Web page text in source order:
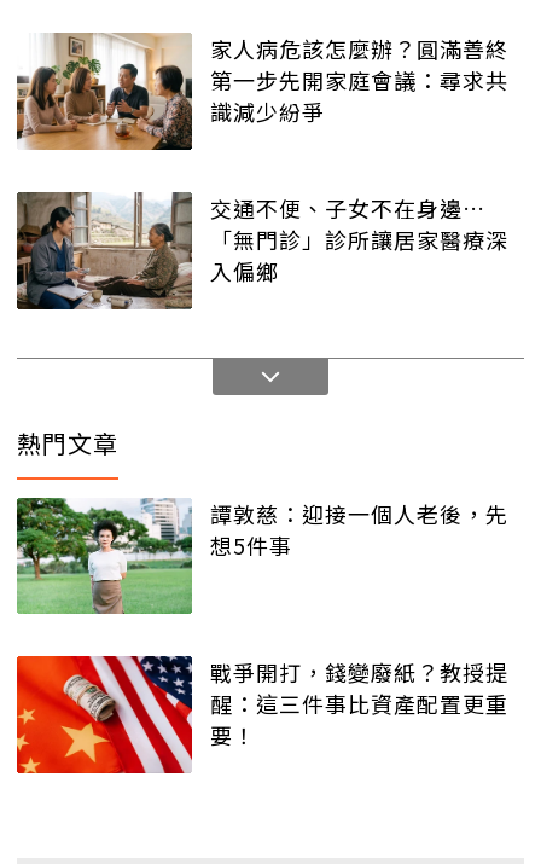
家人病危該怎麼辦？圓滿善終
第一步先開家庭會議：尋求共
識減少紛爭
交通不便、子女不在身邊…
「無門診」診所讓居家醫療深
入偏鄉
熱門文章
譚敦慈：迎接一個人老後，先
想5件事
戰爭開打，錢變廢紙？教授提
醒：這三件事比資產配置更重
要！